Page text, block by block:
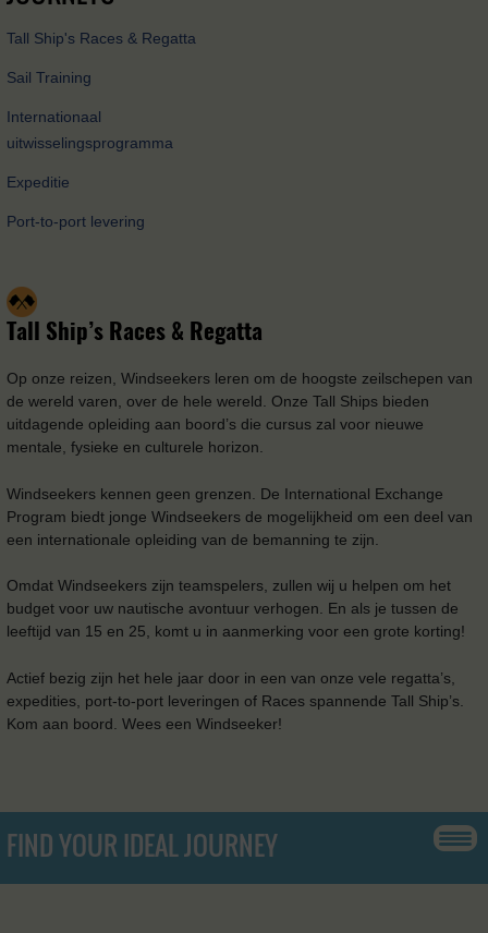
Tall Ship's Races & Regatta
Sail Training
Internationaal
uitwisselingsprogramma
Expeditie
Port-to-port levering
Tall Ship’s Races & Regatta
Op onze reizen, Windseekers leren om de hoogste zeilschepen van
de wereld varen, over de hele wereld. Onze Tall Ships bieden
uitdagende opleiding aan boord’s die cursus zal voor nieuwe
mentale, fysieke en culturele horizon.
Windseekers kennen geen grenzen. De International Exchange
Program biedt jonge Windseekers de mogelijkheid om een ​​deel van
een internationale opleiding van de bemanning te zijn.
Omdat Windseekers zijn teamspelers, zullen wij u helpen om het
budget voor uw nautische avontuur verhogen. En als je tussen de
leeftijd van 15 en 25, komt u in aanmerking voor een grote korting!
Actief bezig zijn het hele jaar door in een van onze vele regatta’s,
expedities, port-to-port leveringen of Races spannende Tall Ship’s.
Kom aan boord. Wees een Windseeker!
FIND YOUR IDEAL JOURNEY